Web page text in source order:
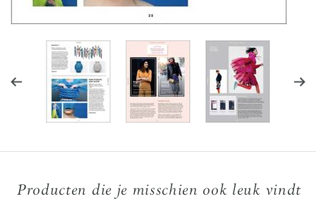
Producten die je misschien ook leuk vindt